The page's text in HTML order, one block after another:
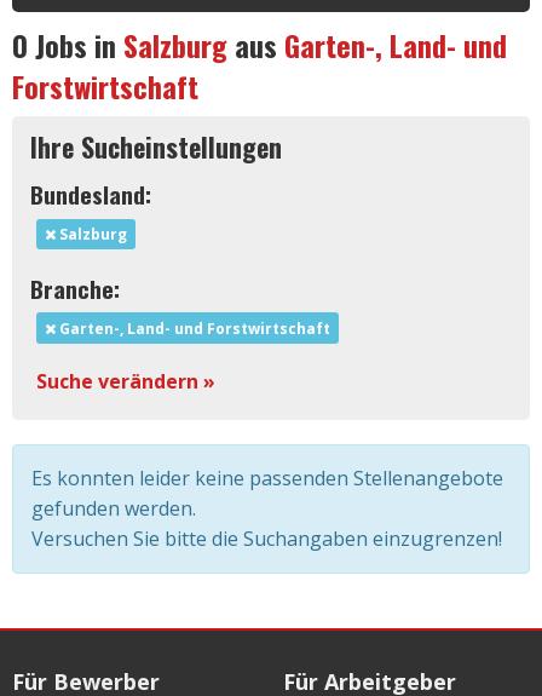
0Jobs in Salzburgaus Garten-, Land- und
Forstwirtschaft
Ihre Sucheinstellungen
Bundesland:
Salzburg
Branche:
Garten-, Land- und Forstwirtschaft
Suche verändern »
Es konnten leider keine passenden Stellenangebote
gefunden werden.
Versuchen Sie bitte die Suchangaben einzugrenzen!
Für Bewerber Für Arbeitgeber